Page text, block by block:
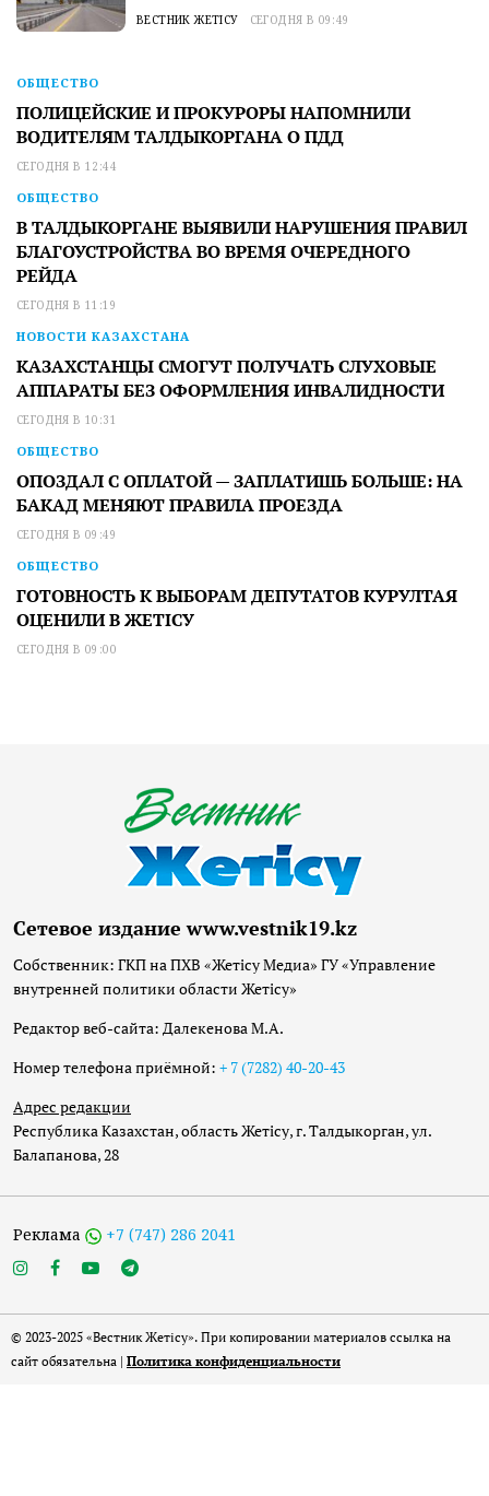
ВЕСТНИК ЖЕТІСУ СЕГОДНЯ В 09:49
ОБЩЕСТВО
ПОЛИЦЕЙСКИЕ И ПРОКУРОРЫ НАПОМНИЛИ
ВОДИТЕЛЯМ ТАЛДЫКОРГАНА О ПДД
СЕГОДНЯ В 12:44
ОБЩЕСТВО
В ТАЛДЫКОРГАНЕ ВЫЯВИЛИ НАРУШЕНИЯ ПРАВИЛ
БЛАГОУСТРОЙСТВА ВО ВРЕМЯ ОЧЕРЕДНОГО
РЕЙДА
СЕГОДНЯ В 11:19
НОВОСТИ КАЗАХСТАНА
КАЗАХСТАНЦЫ СМОГУТ ПОЛУЧАТЬ СЛУХОВЫЕ
АППАРАТЫ БЕЗ ОФОРМЛЕНИЯ ИНВАЛИДНОСТИ
СЕГОДНЯ В 10:31
ОБЩЕСТВО
ОПОЗДАЛ С ОПЛАТОЙ — ЗАПЛАТИШЬ БОЛЬШЕ: НА
БАКАД МЕНЯЮТ ПРАВИЛА ПРОЕЗДА
СЕГОДНЯ В 09:49
ОБЩЕСТВО
ГОТОВНОСТЬ К ВЫБОРАМ ДЕПУТАТОВ КУРУЛТАЯ
ОЦЕНИЛИ В ЖЕТІСУ
СЕГОДНЯ В 09:00
Сетевое издание www.vestnik19.kz
Собственник: ГКП на ПХВ «Жетісу Медиа» ГУ «Управление
внутренней политики области Жетісу»
Редактор веб-сайта: Далекенова М.А.
Номер телефона приёмной: + 7 (7282) 40-20-43
Адрес редакции
Республика Казахстан, область Жетісу, г. Талдыкорган, ул.
Балапанова, 28
Реклама +7 (747) 286 2041
© 2023-2025 «Вестник Жетісу». При копировании материалов ссылка на
сайт обязательна | Политика конфиденциальности